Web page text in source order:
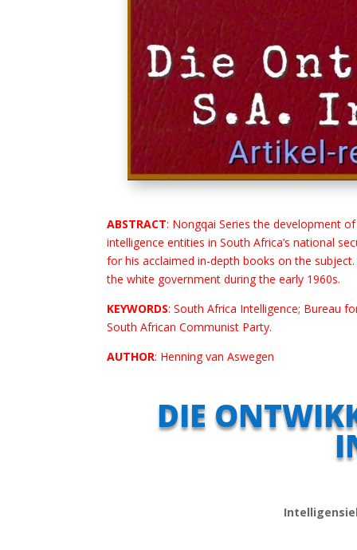
ABSTRACT: Nongqai Series the development
intelligence entities in South Africa’s national
for his acclaimed in-depth books on the
the white government during the early 1960s.
KEYWORDS: South Africa Intelligence; Bureau
South African Communist Party.
AUTHOR: Henning van Aswegen
DIE